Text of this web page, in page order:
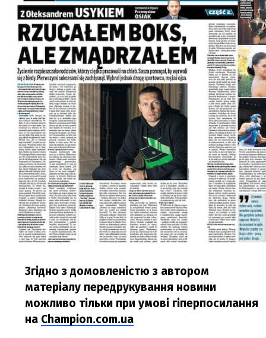
Згідно з домовленістю з автором
матеріалу передрукування новини
можливо тільки при умові гіперпосилання
на Champion.com.ua